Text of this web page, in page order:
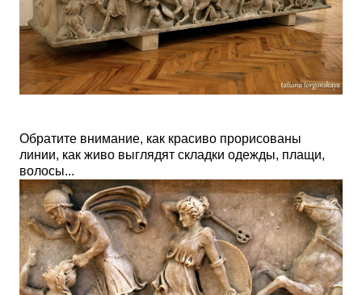
Обратите внимание, как красиво прорисованы
линии, как живо выглядят складки одежды, плащи,
волосы...